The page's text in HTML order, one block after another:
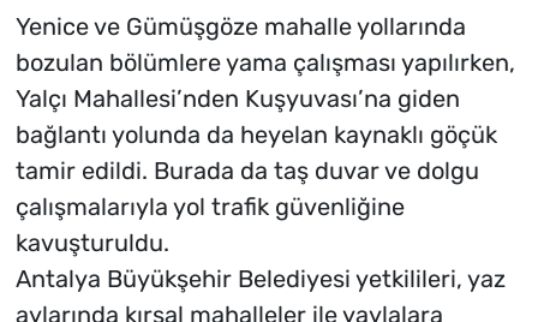
Yenice ve Gümüşgöze mahalle yollarında
bozulan bölümlere yama çalışması yapılırken,
Yalçı Mahallesi’nden Kuşyuvası’na giden
bağlantı yolunda da heyelan kaynaklı göçük
tamir edildi. Burada da taş duvar ve dolgu
çalışmalarıyla yol trafik güvenliğine
kavuşturuldu.
Antalya Büyükşehir Belediyesi yetkilileri, yaz
aylarında kırsal mahalleler ile yaylalara